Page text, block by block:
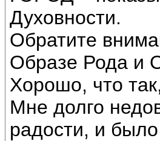
Духовности.
Обратите
Образе Рода и
Хорошо, что
Мне долго
радости, и